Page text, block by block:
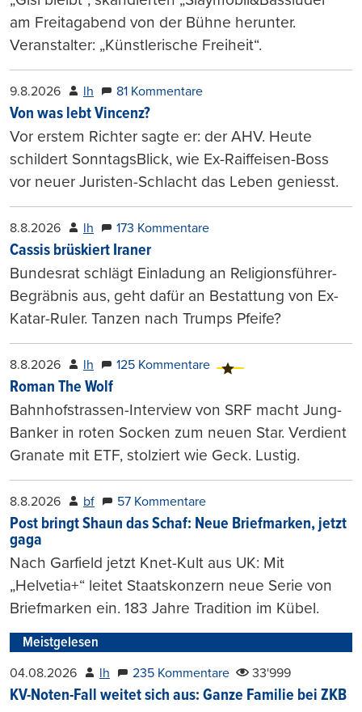
am Freitagabend von der Bühne herunter.
Veranstalter: „Künstlerische Freiheit“.
9.8.2026 lh 81 Kommentare
Von was lebt Vincenz?
Vor erstem Richter sagte er: der AHV. Heute
schildert SonntagsBlick, wie Ex-Raiffeisen-Boss
vor neuer Juristen-Schlacht das Leben geniesst.
8.8.2026 lh 173 Kommentare
Cassis brüskiert Iraner
Bundesrat schlägt Einladung an Religionsführer-
Begräbnis aus, geht dafür an Bestattung von Ex-
Katar-Ruler. Tanzen nach Trumps Pfeife?
8.8.2026 lh 125 Kommentare
Roman The Wolf
Bahnhofstrassen-Interview von SRF macht Jung-
Banker in roten Socken zum neuen Star. Verdient
Granate mit ETF, stolziert wie Geck. Lustig.
8.8.2026 bf 57 Kommentare
Post bringt Shaun das Schaf: Neue Briefmarken, jetzt
gaga
Nach Garfield jetzt Knet-Kult aus UK: Mit
„Helvetia+“ leitet Staatskonzern neue Serie von
Briefmarken ein. 183 Jahre Tradition im Kübel.
Meistgelesen
04.08.2026 lh 235 Kommentare 33'999
KV-Noten-Fall weitet sich aus: Ganze Familie bei ZKB